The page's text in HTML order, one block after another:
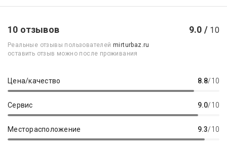
10 отзывов 9.0 / 10
Реальные отзывы пользователейmirturbaz.ru
оставить отзыв можно после проживания
Цена/качество 8.8/10
Сервис 9.0/10
Месторасположение 9.3/10